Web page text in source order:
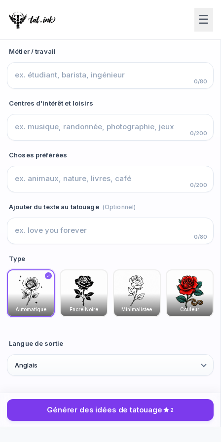
☰
Métier / travail
0/80
Centres d'intérêt et loisirs
0/200
Choses préférées
0/200
Ajouter du texte au tatouage (Optionnel)
0/80
Type
Automatique Encre Noire Minimalistee Couleur
Langue de sortie
Anglais
Générer des idées de tatouage 2